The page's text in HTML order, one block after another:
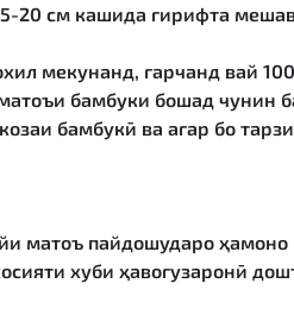
20 см кашида гирифта
мекунанд, гарчанд вай
бамбуки бошад чунин
бамбукӣ ва агар бо
матоъ пайдошударо
хуби ҳавогузаронӣ